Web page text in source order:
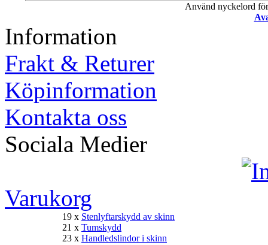
Använd nyckelord
Information
Frakt & Returer
Köpinformation
Kontakta oss
Sociala Medier
Varukorg
19 x Stenlyftarskydd av skinn
21 x Tumskydd
23 x Handledslindor i skinn